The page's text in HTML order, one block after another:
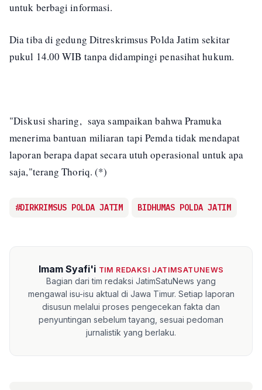
untuk berbagi informasi.
Dia tiba di gedung Ditreskrimsus Polda Jatim sekitar
pukul 14.00 WIB tanpa didampingi penasihat hukum.
"Diskusi sharing, saya sampaikan bahwa Pramuka
menerima bantuan miliaran tapi Pemda tidak mendapat
laporan berapa dapat secara utuh operasional untuk apa
saja,"terang Thoriq. (*)
#DIRKRIMSUS POLDA JATIM BIDHUMAS POLDA JATIM
Imam Syafi'i TIM REDAKSI JATIMSATUNEWS
Bagian dari tim redaksi JatimSatuNews yang
mengawal isu-isu aktual di Jawa Timur. Setiap laporan
disusun melalui proses pengecekan fakta dan
penyuntingan sebelum tayang, sesuai pedoman
jurnalistik yang berlaku.